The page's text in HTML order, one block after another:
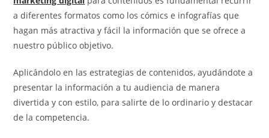
a diferentes formatos como los cómics e infografías que
hagan más atractiva y fácil la información que se ofrece a
nuestro público objetivo.
Aplicándolo en las estrategias de contenidos, ayudándote a
presentar la información a tu audiencia de manera
divertida y con estilo, para salirte de lo ordinario y destacar
de la competencia.